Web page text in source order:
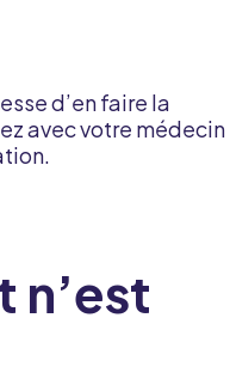
d’en faire la
avec votre médecin
n’est